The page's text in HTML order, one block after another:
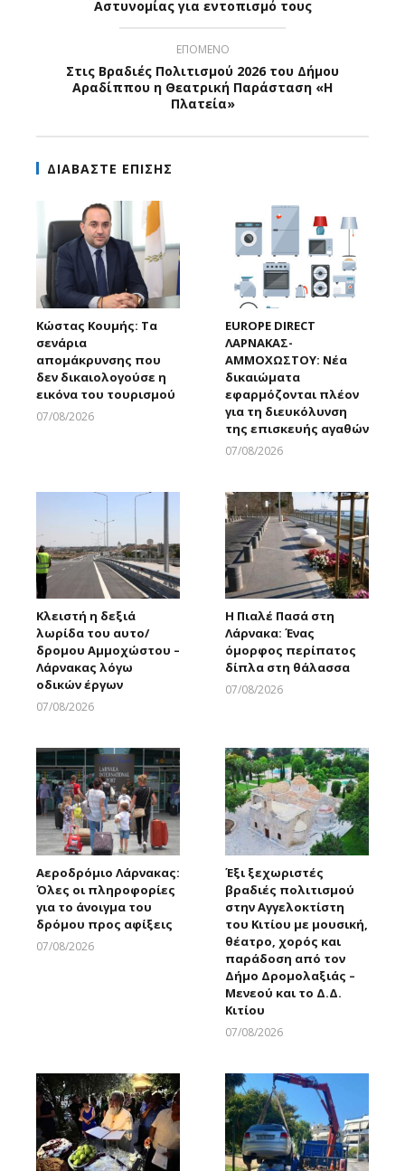
Αστυνομίας για εντοπισμό τους
ΕΠΟΜΕΝΟ
Στις Βραδιές Πολιτισμού 2026 του Δήμου
Αραδίππου η Θεατρική Παράσταση «Η
Πλατεία»
ΔΙΑΒΑΣΤΕ ΕΠΙΣΗΣ
Κώστας Κουμής: Τα
σενάρια
απομάκρυνσης που
δεν δικαιολογούσε η
εικόνα του τουρισμού
07/08/2026
EUROPE DIRECT
ΛΑΡΝΑΚΑΣ-
ΑΜΜΟΧΩΣΤΟΥ: Νέα
δικαιώματα
εφαρμόζονται πλέον
για τη διευκόλυνση
της επισκευής αγαθών
07/08/2026
Κλειστή η δεξιά
λωρίδα του αυτο/
δρομου Αμμοχώστου –
Λάρνακας λόγω
οδικών έργων
07/08/2026
Η Πιαλέ Πασά στη
Λάρνακα: Ένας
όμορφος περίπατος
δίπλα στη θάλασσα
07/08/2026
Αεροδρόμιο Λάρνακας:
Όλες οι πληροφορίες
για το άνοιγμα του
δρόμου προς αφίξεις
07/08/2026
Έξι ξεχωριστές
βραδιές πολιτισμού
στην Αγγελοκτίστη
του Κιτίου με μουσική,
θέατρο, χορός και
παράδοση από τον
Δήμο Δρομολαξιάς –
Μενεού και το Δ.Δ.
Κιτίου
07/08/2026